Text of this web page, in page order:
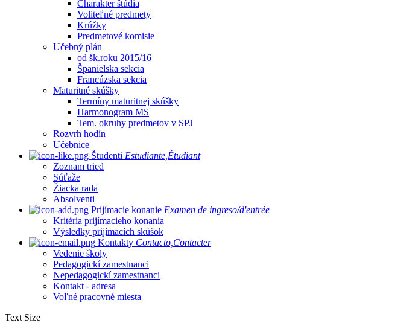
Charakter štúdia
Voliteľné predmety
Krúžky
Predmetové komisie
Učebný plán
od šk.roku 2015/16
Španielska sekcia
Francúzska sekcia
Maturitné skúšky
Termíny maturitnej skúšky
Harmonogram MS
Tem. okruhy predmetov v SPJ
Rozvrh hodín
Učebnice
Študenti Estudiante,Étudiant
Zoznam tried
Súťaže
Žiacka rada
Absolventi
Prijímacie konanie Examen de ingreso/d'entrée
Kritéria prijímacieho konania
Výsledky prijímacích skúšok
Kontakty Contacto,Contacter
Vedenie školy
Pedagogickí zamestnanci
Nepedagogickí zamestnanci
Kontakt - adresa
Voľné pracovné miesta
Text Size